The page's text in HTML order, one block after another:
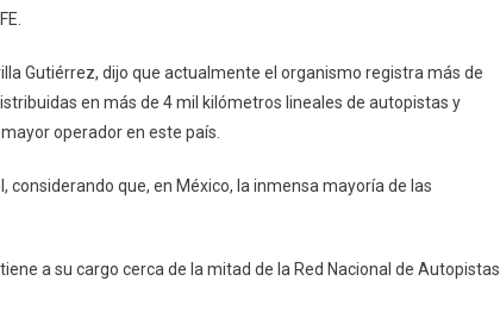
Gutiérrez, dijo que actualmente el organismo registra más de
en más de 4 mil kilómetros lineales de autopistas y
operador en este país.
que, en México, la inmensa mayoría de las
a su cargo cerca de la mitad de la Red Nacional de Autopistas